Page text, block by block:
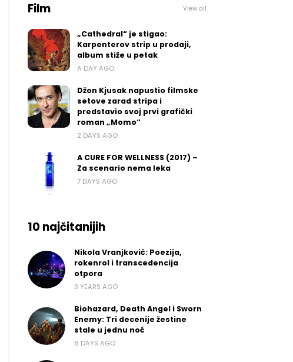
Film View all
„Cathedral“ je stigao:
Karpenterov strip u prodaji,
album stiže u petak
A DAY AGO
Džon Kjusak napustio filmske
setove zarad stripa i
predstavio svoj prvi grafički
roman „Momo“
2 DAYS AGO
A CURE FOR WELLNESS (2017) –
Za scenario nema leka
7 DAYS AGO
10 najčitanijih
Nikola Vranjković: Poezija,
rokenrol i transcedencija
otpora
3 YEARS AGO
Biohazard, Death Angel i Sworn
Enemy: Tri decenije žestine
stale u jednu noć
8 DAYS AGO